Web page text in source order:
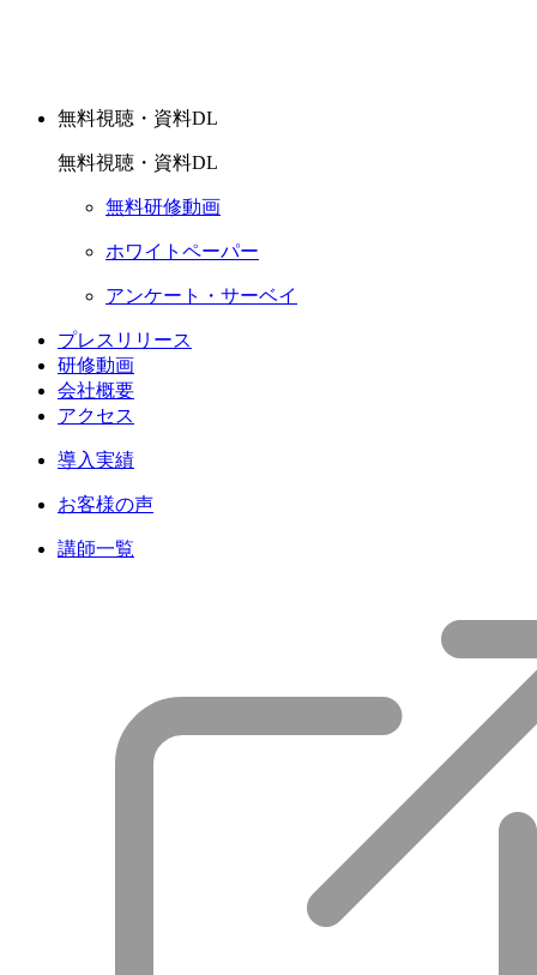
無料視聴・資料DL
無料視聴・資料DL
無料研修動画
ホワイトペーパー
アンケート・サーベイ
プレスリリース
研修動画
会社概要
アクセス
導入実績
お客様の声
講師一覧